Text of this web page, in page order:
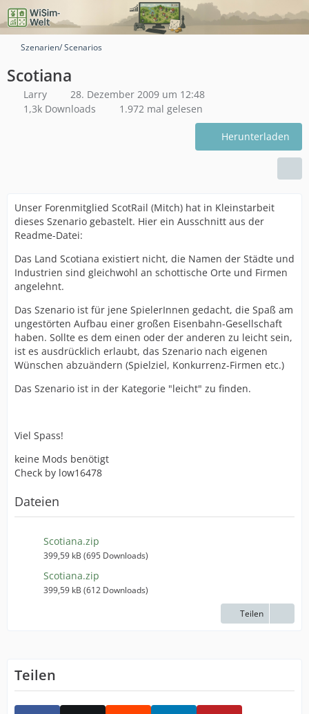
Szenarien/ Scenarios
Scotiana
Larry
28. Dezember 2009 um 12:48
1,3k Downloads
1.972 mal gelesen
Herunterladen
Unser Forenmitglied ScotRail (Mitch) hat in Kleinstarbeit
dieses Szenario gebastelt. Hier ein Ausschnitt aus der
Readme-Datei:
Das Land Scotiana existiert nicht, die Namen der Städte und
Industrien sind gleichwohl an schottische Orte und Firmen
angelehnt.
Das Szenario ist für jene SpielerInnen gedacht, die Spaß am
ungestörten Aufbau einer großen Eisenbahn-Gesellschaft
haben. Sollte es dem einen oder der anderen zu leicht sein,
ist es ausdrücklich erlaubt, das Szenario nach eigenen
Wünschen abzuändern (Spielziel, Konkurrenz-Firmen etc.)
Das Szenario ist in der Kategorie "leicht" zu finden.
Viel Spass!
keine Mods benötigt
Check by low16478
Dateien
Scotiana.zip
399,59 kB (695 Downloads)
Scotiana.zip
399,59 kB (612 Downloads)
Teilen
Teilen